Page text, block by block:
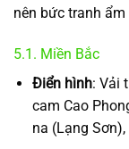
nên bức tranh
5.1. Miền Bắc
Điển hình: Vải
cam Cao
na (Lạng